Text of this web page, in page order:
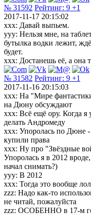
№ 31592 Рейтинг: 9 +1
2017-11-17 20:15:02
xxx: Давай выпьем.
ууу: Нельзя мне, на
бутылка водки лежит,
будет.
ххх: Достанешь её, а она
№ 31582 Рейтинг: 9 +1
2017-11-16 20:15:03
xxx: На "Мире
на Дюну обсуждают
xxx: Всё ещё ору. Когда я
делать Андромеду
xxx: Упоролась по Дюне
купили права
xxx: Ну про "Звёздные
Упоролась я в 2012
начал снимать?)
yyy: В 2012
xxx: Тогда это вообще
zzz: Надо как-то
не читай, пожалуйста
zzz: ОСОБЕННО в 17-м